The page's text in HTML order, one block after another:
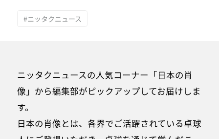
#ニッタクニュース
ニッタクニュースの人気コーナー「日本の肖
像」から編集部がピックアップしてお届けしま
す。
日本の肖像とは、各界でご活躍されている卓球